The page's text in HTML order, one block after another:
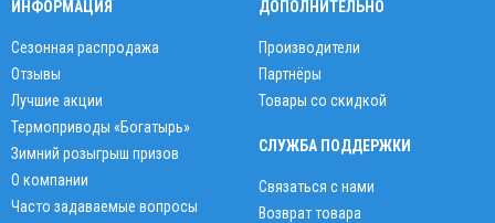
ИНФОРМАЦИЯ
Сезонная распродажа
Отзывы
Лучшие акции
Термоприводы «Богатырь»
Зимний розыгрыш призов
О компании
Часто задаваемые вопросы
ДОПОЛНИТЕЛЬНО
Производители
Партнёры
Товары со скидкой
СЛУЖБА ПОДДЕРЖКИ
Связаться с нами
Возврат товара